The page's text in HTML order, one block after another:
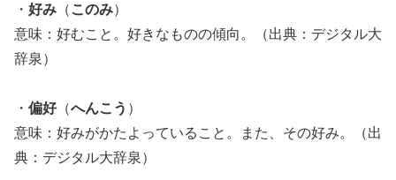
・ 好み （ このみ）
意味：好むこと。好きなものの傾向。（出典：デジタル大
辞泉）
・ 偏好（へんこう ）
意味：好みがかたよっていること。また、その好み。（出
典：デジタル大辞泉）